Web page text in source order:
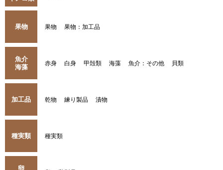
果物 果物 果物：加工品
魚介
海藻
赤身 白身 甲殻類 海藻 魚介：その他 貝類
加工品 乾物 練り製品 漬物
種実類 種実類
卵